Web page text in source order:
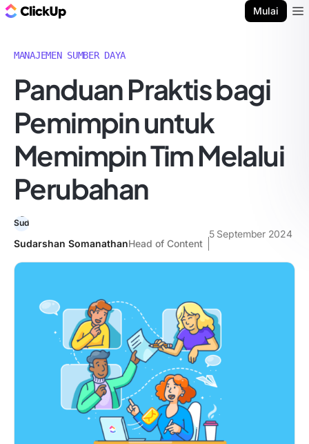
Mulai
MANAJEMEN SUMBER DAYA
Panduan Praktis bagi
Pemimpin untuk
Memimpin Tim Melalui
Perubahan
Sudarshan SomanathanHead of Content
5 September 2024